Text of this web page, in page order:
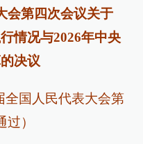
会第四次会议关于
情况与2026年中央
决议
全国人民代表大会第
）